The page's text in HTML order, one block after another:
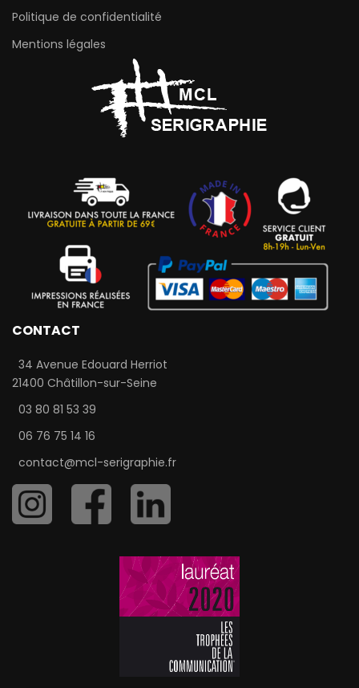
Politique de confidentialité
Mentions légales
CONTACT
34 Avenue Edouard Herriot
21400 Châtillon-sur-Seine
03 80 81 53 39
06 76 75 14 16
contact@mcl-serigraphie.fr